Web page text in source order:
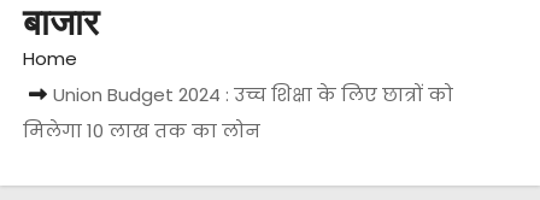
बाजार
Home
Union Budget 2024 : उच्च शिक्षा के लिए छात्रों को
मिलेगा 10 लाख तक का लोन